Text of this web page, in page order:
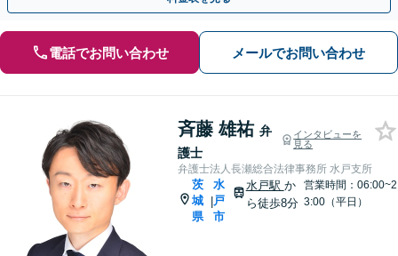
電話でお問い合わせ メールでお問い合わせ
斉藤 雄祐 弁
護士
インタビューを
見る
弁護士法人長瀬総合法律事務所 水戸支所
茨
城
県
|
水
戸
市
水戸駅 か
ら徒歩8分
営業時間：06:00~2
3:00（平日）